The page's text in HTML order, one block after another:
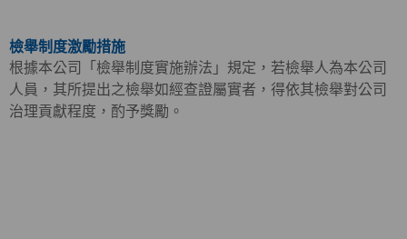
檢舉制度激勵措施
根據本公司「檢舉制度實施辦法」規定，若檢舉人為本公司
人員，其所提出之檢舉如經查證屬實者，得依其檢舉對公司
治理貢獻程度，酌予獎勵。